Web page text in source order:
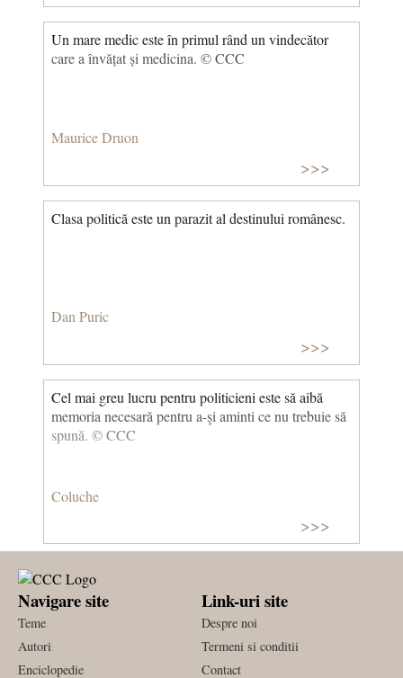
Un mare medic este în primul rând un vindecător
care a învățat și medicina. © CCC
Maurice Druon
>>>
Clasa politică este un parazit al destinului românesc.
Dan Puric
>>>
Cel mai greu lucru pentru politicieni este să aibă
memoria necesară pentru a-şi aminti ce nu trebuie să
spună. © CCC
Coluche
>>>
Navigare site
Teme
Autori
Enciclopedie
Link-uri site
Despre noi
Termeni si conditii
Contact